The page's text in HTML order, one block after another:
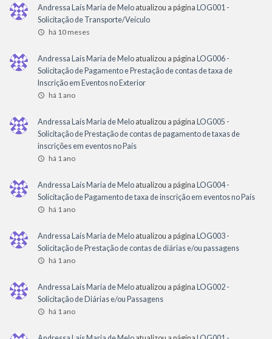
Andressa Laís Maria de Melo atualizou a página LOG001 -
Solicitação de Transporte/Veículo
há 10 meses
Andressa Laís Maria de Melo atualizou a página LOG006 -
Solicitação de Pagamento e Prestação de contas de taxa de
Inscrição em Eventos no Exterior
há 1 ano
Andressa Laís Maria de Melo atualizou a página LOG005 -
Solicitação de Prestação de contas de pagamento de taxas de
inscrições em eventos no País
há 1 ano
Andressa Laís Maria de Melo atualizou a página LOG004 -
Solicitação de Pagamento de taxa de inscrição em eventos no País
há 1 ano
Andressa Laís Maria de Melo atualizou a página LOG003 -
Solicitação de Prestação de contas de diárias e/ou passagens
há 1 ano
Andressa Laís Maria de Melo atualizou a página LOG002 -
Solicitação de Diárias e/ou Passagens
há 1 ano